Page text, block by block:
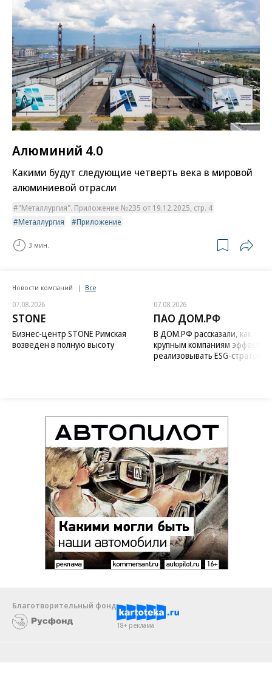
Алюминий 4.0
Какими будут следующие четверть века в мировой
алюминиевой отрасли
"Металлургия". Приложение №235 от 19.12.2025, стр. 4
Металлургия
Приложение
3 мин.
Новости компаний Все
07.08.2026
STONE
Бизнес-центр STONE Римская
возведен в полную высоту
07.08.2026
ПАО ДОМ.РФ
В ДОМ.РФ рассказали, как
крупным компаниям
реализовывать ESG-стратегию
Благотворительный фонд
18+ реклама